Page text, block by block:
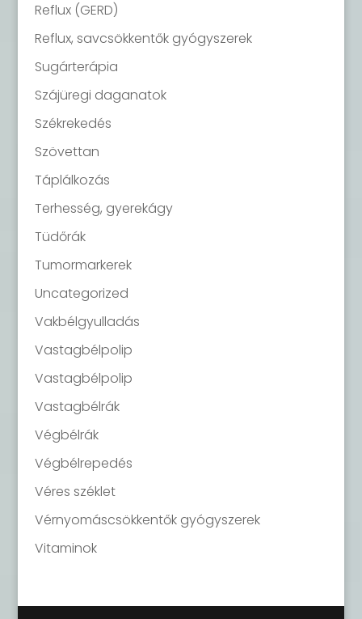
Reflux (GERD)
Reflux, savcsökkentők gyógyszerek
Sugárterápia
Szájüregi daganatok
Székrekedés
Szövettan
Táplálkozás
Terhesség, gyerekágy
Tüdőrák
Tumormarkerek
Uncategorized
Vakbélgyulladás
Vastagbélpolip
Vastagbélpolip
Vastagbélrák
Végbélrák
Végbélrepedés
Véres széklet
Vérnyomáscsökkentők gyógyszerek
Vitaminok